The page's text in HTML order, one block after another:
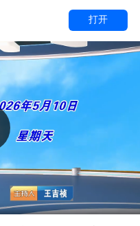
打开